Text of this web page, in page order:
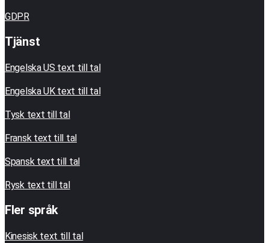
GDPR
Tjänst
Engelska US text till tal
Engelska UK text till tal
Tysk text till tal
Fransk text till tal
Spansk text till tal
Rysk text till tal
Fler språk
Kinesisk text till tal